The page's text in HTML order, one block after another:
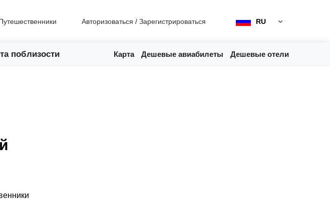
Авторизоваться / Зарегистрироваться RU
поблизости Карта Дешевые авиабилеты Дешевые отели